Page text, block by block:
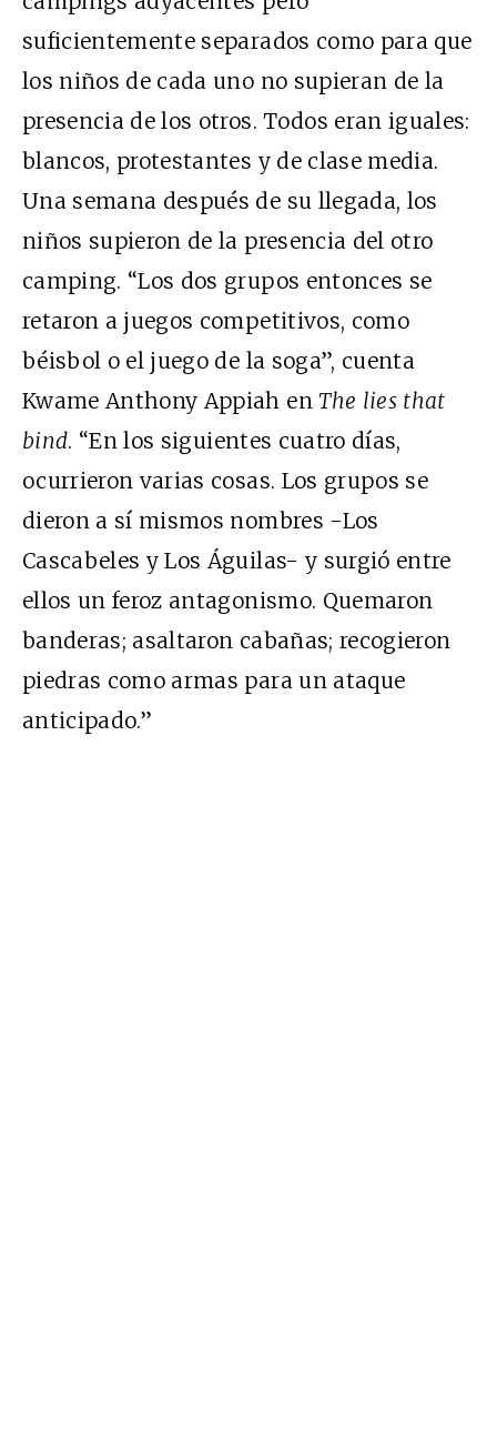
suficientemente separados como para que
los niños de cada uno no supieran de la
presencia de los otros. Todos eran iguales:
blancos, protestantes y de clase media.
Una semana después de su llegada, los
niños supieron de la presencia del otro
camping. “Los dos grupos entonces se
retaron a juegos competitivos, como
béisbol o el juego de la soga”, cuenta
Kwame Anthony Appiah enThe lies that
bind. “En los siguientes cuatro días,
ocurrieron varias cosas. Los grupos se
dieron a sí mismos nombres -Los
Cascabeles y Los Águilas- y surgió entre
ellos un feroz antagonismo. Quemaron
banderas; asaltaron cabañas; recogieron
piedras como armas para un ataque
anticipado.”